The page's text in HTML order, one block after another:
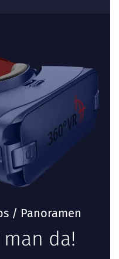
/ Panoramen
man da!